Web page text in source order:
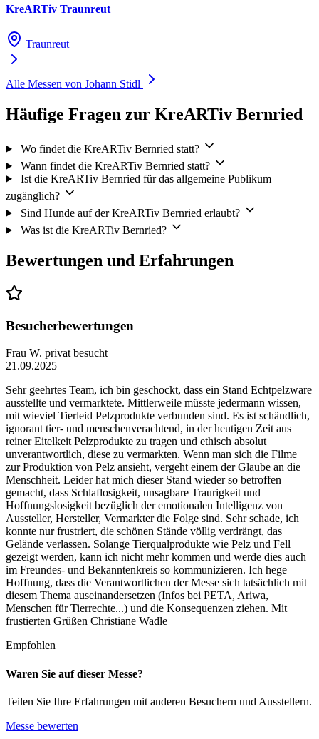
KreARTiv Traunreut
Traunreut
Alle Messen von Johann Stidl
Häufige Fragen zur KreARTiv Bernried
Wo findet die KreARTiv Bernried statt?
Wann findet die KreARTiv Bernried statt?
Ist die KreARTiv Bernried für das allgemeine Publikum
zugänglich?
Sind Hunde auf der KreARTiv Bernried erlaubt?
Was ist die KreARTiv Bernried?
Bewertungen und Erfahrungen
Besucherbewertungen
Frau W. privat besucht
21.09.2025
Sehr geehrtes Team, ich bin geschockt, dass ein Stand Echtpelzware
ausstellte und vermarktete. Mittlerweile müsste jedermann wissen,
mit wieviel Tierleid Pelzprodukte verbunden sind. Es ist schändlich,
ignorant tier- und menschenverachtend, in der heutigen Zeit aus
reiner Eitelkeit Pelzprodukte zu tragen und ethisch absolut
unverantwortlich, diese zu vermarkten. Wenn man sich die Filme
zur Produktion von Pelz ansieht, vergeht einem der Glaube an die
Menschheit. Leider hat mich dieser Stand wieder so betroffen
gemacht, dass Schlaflosigkeit, unsagbare Traurigkeit und
Hoffnungslosigkeit bezüglich der emotionalen Intelligenz von
Aussteller, Hersteller, Vermarkter die Folge sind. Sehr schade, ich
konnte nur frustriert, die schönen Stände völlig verdrängt, das
Gelände verlassen. Solange Tierqualprodukte wie Pelz und Fell
gezeigt werden, kann ich nicht mehr kommen und werde dies auch
im Freundes- und Bekanntenkreis so kommunizieren. Ich hege
Hoffnung, dass die Verantwortlichen der Messe sich tatsächlich mit
diesem Thema auseinandersetzen (Infos bei PETA, Ariwa,
Menschen für Tierrechte...) und die Konsequenzen ziehen. Mit
frustierten Grüßen Christiane Wadle
Empfohlen
Waren Sie auf dieser Messe?
Teilen Sie Ihre Erfahrungen mit anderen Besuchern und Ausstellern.
Messe bewerten